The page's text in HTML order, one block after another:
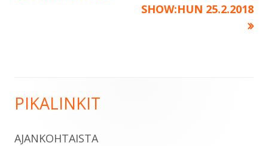
SHOW:HUN 25.2.2018
Sivupalkki
PIKALINKIT
AJANKOHTAISTA